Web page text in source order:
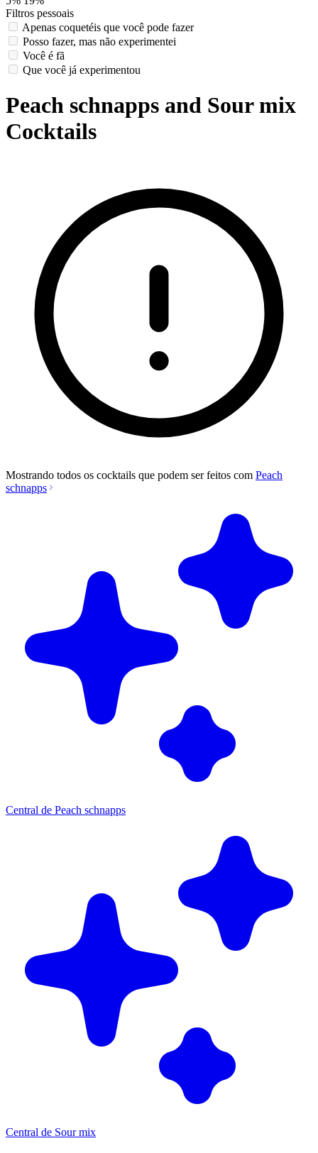
Filtros pessoais
Apenas coquetéis que você pode fazer
Posso fazer, mas não experimentei
Você é fã
Que você já experimentou
Peach schnapps and Sour mix
Cocktails
Mostrando todos os cocktails que podem ser feitos com Peach
schnapps
Central de Peach schnapps
Central de Sour mix